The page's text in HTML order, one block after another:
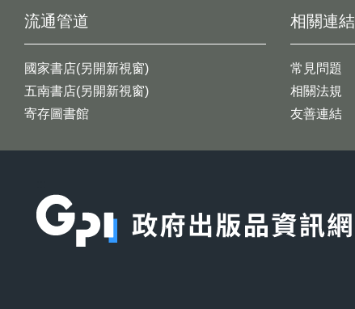
流通管道
國家書店(另開新視窗)
五南書店(另開新視窗)
寄存圖書館
相關連結
常見問題
相關法規
友善連結